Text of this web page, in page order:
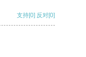
支持[0] 反对[0]